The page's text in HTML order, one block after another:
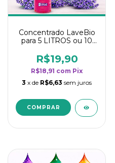
Concentrado LaveBio
para 5 LITROS ou 10
rendimento da
categoria - Lavanda
R$19,90
R$18,91 com Pix
3 x de R$6,63 sem juros